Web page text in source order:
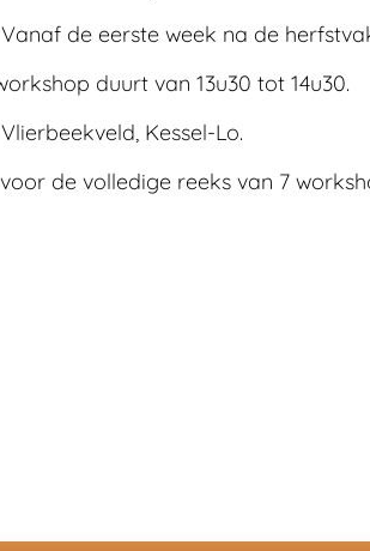
Vanaf de eerste week na de
duurt van 13u30 tot 14u30.
Kessel-Lo.
de volledige reeks van 7